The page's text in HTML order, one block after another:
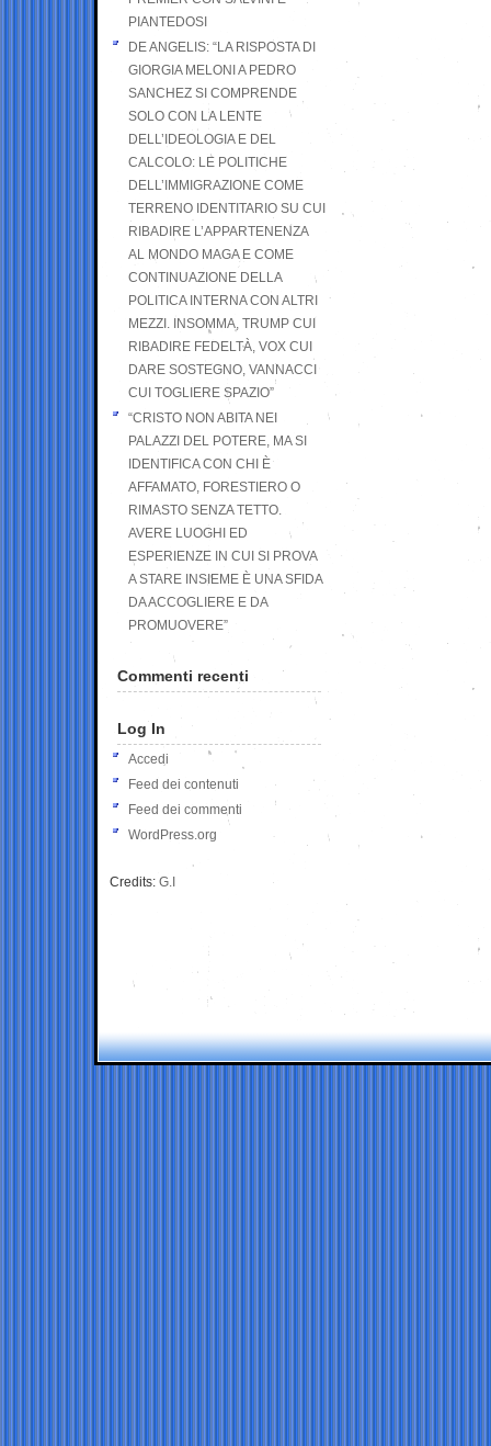
PIANTEDOSI
DE ANGELIS: “LA RISPOSTA DI
GIORGIA MELONI A PEDRO
SANCHEZ SI COMPRENDE
SOLO CON LA LENTE
DELL’IDEOLOGIA E DEL
CALCOLO: LE POLITICHE
DELL’IMMIGRAZIONE COME
TERRENO IDENTITARIO SU CUI
RIBADIRE L’APPARTENENZA
AL MONDO MAGA E COME
CONTINUAZIONE DELLA
POLITICA INTERNA CON ALTRI
MEZZI. INSOMMA, TRUMP CUI
RIBADIRE FEDELTÀ, VOX CUI
DARE SOSTEGNO, VANNACCI
CUI TOGLIERE SPAZIO”
“CRISTO NON ABITA NEI
PALAZZI DEL POTERE, MA SI
IDENTIFICA CON CHI È
AFFAMATO, FORESTIERO O
RIMASTO SENZA TETTO.
AVERE LUOGHI ED
ESPERIENZE IN CUI SI PROVA
A STARE INSIEME È UNA SFIDA
DA ACCOGLIERE E DA
PROMUOVERE”
Commenti recenti
Log In
Accedi
Feed dei contenuti
Feed dei commenti
WordPress.org
Credits: G.I